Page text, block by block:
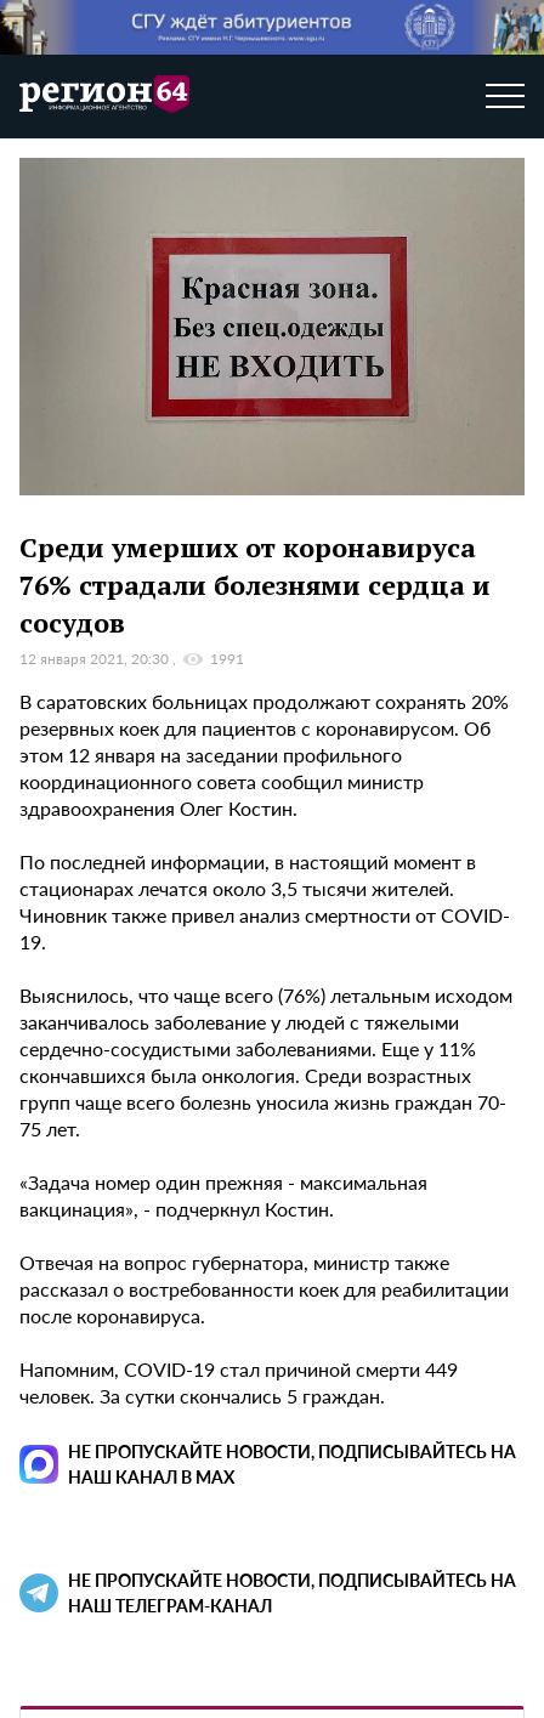
Среди умерших от коронавируса
76% страдали болезнями сердца и
сосудов
12 января 2021, 20:30 1991
В саратовских больницах продолжают сохранять 20%
резервных коек для пациентов с коронавирусом. Об
этом 12 января на заседании профильного
координационного совета сообщил министр
здравоохранения Олег Костин.
По последней информации, в настоящий момент в
стационарах лечатся около 3,5 тысячи жителей.
Чиновник также привел анализ смертности от COVID-
19.
Выяснилось, что чаще всего (76%) летальным исходом
заканчивалось заболевание у людей с тяжелыми
сердечно-сосудистыми заболеваниями. Еще у 11%
скончавшихся была онкология. Среди возрастных
групп чаще всего болезнь уносила жизнь граждан 70-
75 лет.
«Задача номер один прежняя - максимальная
вакцинация», - подчеркнул Костин.
Отвечая на вопрос губернатора, министр также
рассказал о востребованности коек для реабилитации
после коронавируса.
Напомним, COVID-19 стал причиной смерти 449
человек. За сутки скончались 5 граждан.
НЕ ПРОПУСКАЙТЕ НОВОСТИ, ПОДПИСЫВАЙТЕСЬ НА
НАШ КАНАЛ В MAX
НЕ ПРОПУСКАЙТЕ НОВОСТИ, ПОДПИСЫВАЙТЕСЬ НА
НАШ ТЕЛЕГРАМ-КАНАЛ